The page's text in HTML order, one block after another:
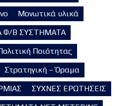
Μονωτικά υλικά
Φ/Β ΣΥΣΤΗΜΑΤΑ
Ποιότητας
Στρατηγική – Όραμα
ΣΥΧΝΕΣ ΕΡΩΤΗΣΕΙΣ